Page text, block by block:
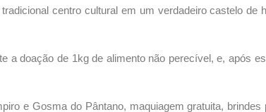
centro cultural em um verdadeiro castelo de
a doação de 1kg de alimento não perecível, e, após
e Gosma do Pântano, maquiagem gratuita, brindes